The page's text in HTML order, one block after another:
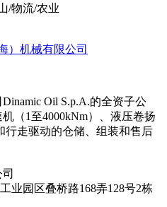
/物流/农业
）机械有限公司
Oil S.p.A.的全资子公
（1至4000kNm）、液压卷扬
行走驱动的仓储、组装和售后
业园区叠桥路168弄128号2栋